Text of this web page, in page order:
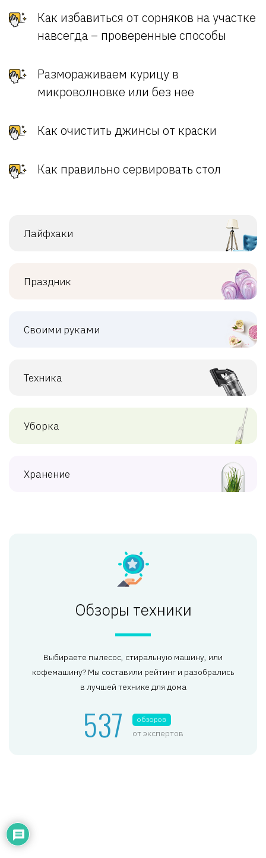
Как избавиться от сорняков на участке
навсегда – проверенные способы
Размораживаем курицу в
микроволновке или без нее
Как очистить джинсы от краски
Как правильно сервировать стол
Лайфхаки
Праздник
Своими руками
Техника
Уборка
Хранение
Обзоры техники
Выбираете пылесос, стиральную машину, или
кофемашину? Мы составили рейтинг и разобрались
в лучшей технике для дома
537 обзоров
от экспертов